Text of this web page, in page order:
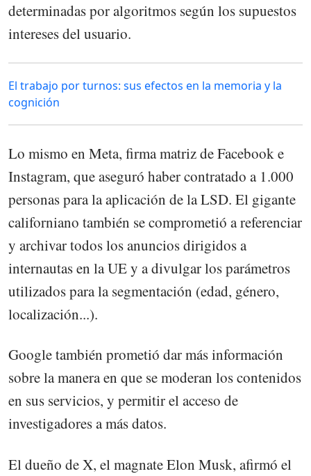
determinadas por algoritmos según los supuestos
intereses del usuario.
El trabajo por turnos: sus efectos en la memoria y la
cognición
Lo mismo en Meta, firma matriz de Facebook e
Instagram, que aseguró haber contratado a 1.000
personas para la aplicación de la LSD. El gigante
californiano también se comprometió a referenciar
y archivar todos los anuncios dirigidos a
internautas en la UE y a divulgar los parámetros
utilizados para la segmentación (edad, género,
localización...).
Google también prometió dar más información
sobre la manera en que se moderan los contenidos
en sus servicios, y permitir el acceso de
investigadores a más datos.
El dueño de X, el magnate Elon Musk, afirmó el